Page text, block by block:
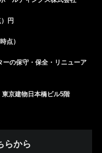
円
点）
ーの保守・保全・リニューア
京建物日本橋ビル5階
らから